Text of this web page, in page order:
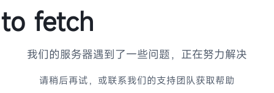
to fetch
我们的服务器遇到了一些问题，正在努力解决
请稍后再试，或联系我们的支持团队获取帮助